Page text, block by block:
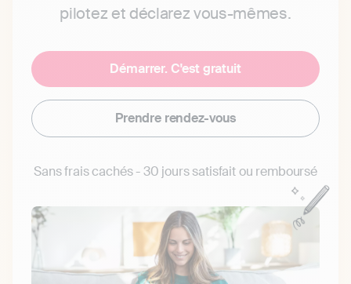
pilotez et déclarez vous-mêmes.
Démarrer. C'est gratuit
Prendre rendez-vous
Sans frais cachés - 30 jours satisfait ou remboursé